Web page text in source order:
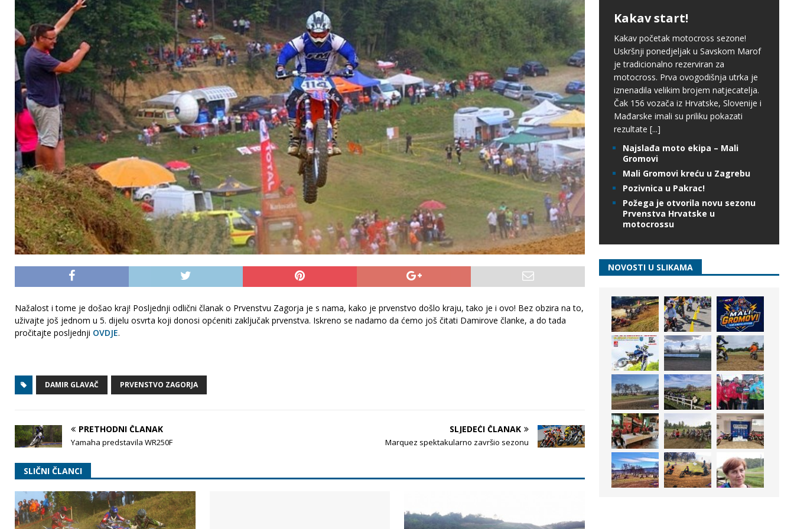
Nažalost i tome je došao kraj! Posljednji odlični članak o Prvenstvu Zagorja je s nama, kako je prvenstvo došlo kraju, tako je i ovo! Bez obzira na to,
uživajte još jednom u 5. dijelu osvrta koji donosi općeniti zaključak prvenstva. Iskreno se nadamo da ćemo još čitati Damirove članke, a do tada
pročitajte posljednji OVDJE.
DAMIR GLAVAČ PRVENSTVO ZAGORJA
PRETHODNI ČLANAK
Yamaha predstavila WR250F
SLJEDEĆI ČLANAK
Marquez spektakularno završio sezonu
SLIČNI ČLANCI
Kakav start!
Kakav početak motocross sezone!
Uskršnji ponedjeljak u Savskom Marof
je tradicionalno rezerviran za
motocross. Prva ovogodišnja utrka je
iznenadila velikim brojem natjecatelja.
Čak 156 vozača iz Hrvatske, Slovenije i
Mađarske imali su priliku pokazati
rezultate [...]
Najslađa moto ekipa – Mali
Gromovi
Mali Gromovi kreću u Zagrebu
Pozivnica u Pakrac!
Požega je otvorila novu sezonu
Prvenstva Hrvatske u
motocrossu
NOVOSTI U SLIKAMA